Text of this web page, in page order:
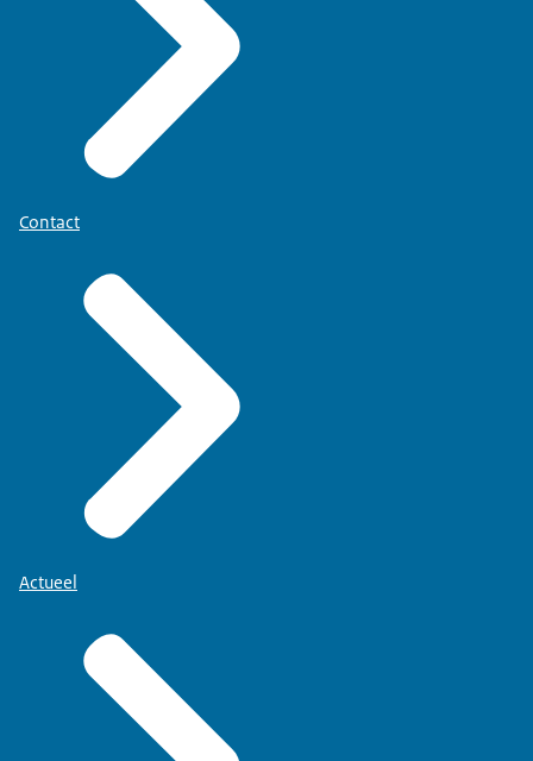
Contact
Actueel